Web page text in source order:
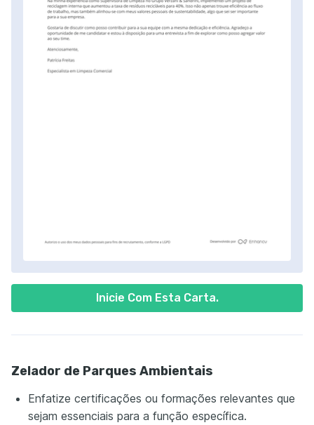
Inicie Com Esta Carta.
Zelador de Parques Ambientais
Enfatize certificações ou formações relevantes que
sejam essenciais para a função específica.